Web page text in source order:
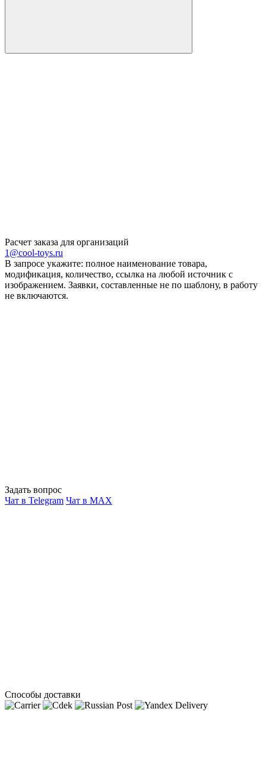
Расчет заказа для организаций
1@cool-toys.ru
В запросе укажите: полное наименование товара,
модификация, количество, ссылка на любой источник с
изображением. Заявки, составленные не по шаблону, в работу
не включаются.
Задать вопрос
Чат в Telegram Чат в MAX
Способы доставки